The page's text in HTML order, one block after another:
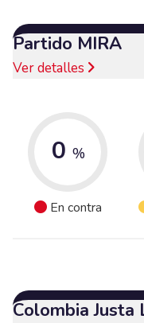
Partido MIRA
Ver detalles
0 %
En contra
Colombia Justa